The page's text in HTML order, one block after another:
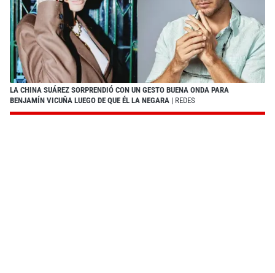
LA CHINA SUÁREZ SORPRENDIÓ CON UN GESTO BUENA ONDA PARA
BENJAMÍN VICUÑA LUEGO DE QUE ÉL LA NEGARA | REDES